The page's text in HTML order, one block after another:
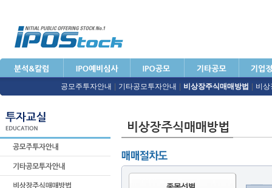
공모주투자안내 기타공모투자안내 비상장주식매매방법 비